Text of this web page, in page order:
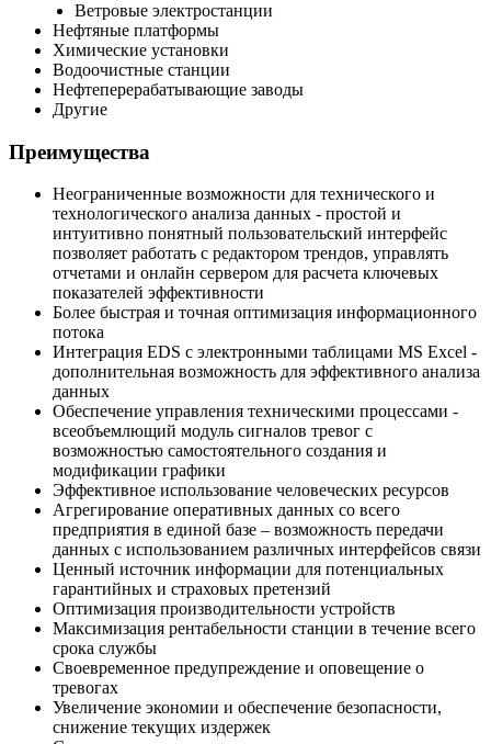
Ветровые электростанции
Нефтяные платформы
Химические установки
Водоочистные станции
Нефтеперерабатывающие заводы
Другие
Преимущества
Неограниченные возможности для технического и
технологического анализа данных - простой и
интуитивно понятный пользовательский интерфейс
позволяет работать с редактором трендов, управлять
отчетами и онлайн сервером для расчета ключевых
показателей эффективности
Более быстрая и точная оптимизация информационного
потока
Интеграция EDS с электронными таблицами MS Excel -
дополнительная возможность для эффективного анализа
данных
Обеспечение управления техническими процессами -
всеобъемлющий модуль сигналов тревог с
возможностью самостоятельного создания и
модификации графики
Эффективное использование человеческих ресурсов
Агрегирование оперативных данных со всего
предприятия в единой базе – возможность передачи
данных с использованием различных интерфейсов связи
Ценный источник информации для потенциальных
гарантийных и страховых претензий
Оптимизация производительности устройств
Максимизация рентабельности станции в течение всего
срока службы
Своевременное предупреждение и оповещение о
тревогах
Увеличение экономии и обеспечение безопасности,
снижение текущих издержек